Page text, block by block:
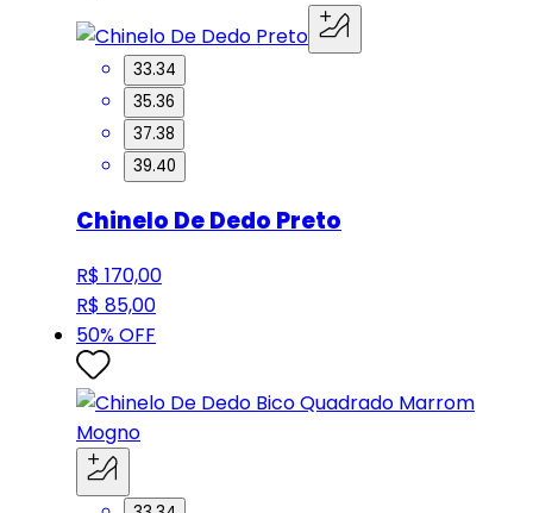
33.34
35.36
37.38
39.40
Chinelo De Dedo Preto
R$ 170,00
R$ 85,00
50% OFF